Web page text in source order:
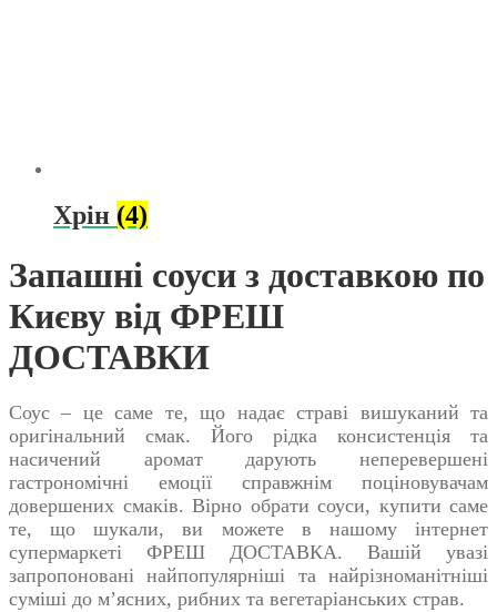
Хрін (4)
Запашні соуси з доставкою по
Києву від ФРЕШ
ДОСТАВКИ
Соус – це саме те, що надає страві вишуканий та
оригінальний смак. Його рідка консистенція та
насичений аромат дарують неперевершені
гастрономічні емоції справжнім поціновувачам
довершених смаків. Вірно обрати соуси, купити саме
те, що шукали, ви можете в нашому інтернет
супермаркеті ФРЕШ ДОСТАВКА. Вашій увазі
запропоновані найпопулярніші та найрізноманітніші
суміші до м’ясних, рибних та вегетаріанських страв.